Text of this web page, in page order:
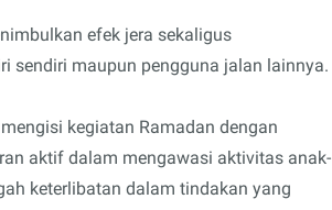
efek jera sekaligus
sendiri maupun pengguna jalan lainnya.
kegiatan Ramadan dengan
aktif dalam mengawasi aktivitas anak-
keterlibatan dalam tindakan yang